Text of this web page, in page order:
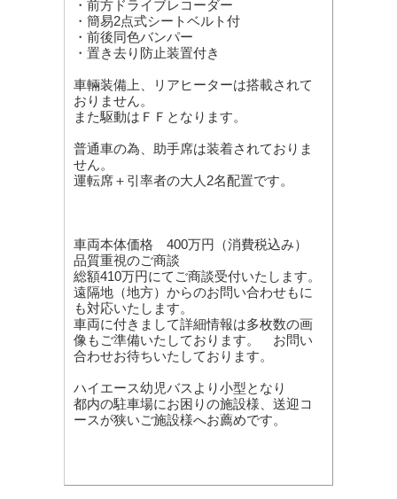
・前方ドライブレコーダー
・簡易2点式シートベルト付
・前後同色バンパー
・置き去り防止装置付き
車輛装備上、リアヒーターは搭載されて
おりません。
また駆動はＦＦとなります。
普通車の為、助手席は装着されておりま
せん。
運転席＋引率者の大人2名配置です。
車両本体価格 400万円（消費税込み）
品質重視のご商談
総額410万円にてご商談受付いたします。
遠隔地（地方）からのお問い合わせもに
も対応いたします。
車両に付きまして詳細情報は多枚数の画
像もご準備いたしております。 お問い
合わせお待ちいたしております。
ハイエース幼児バスより小型となり
都内の駐車場にお困りの施設様、送迎コ
ースが狭いご施設様へお薦めです。